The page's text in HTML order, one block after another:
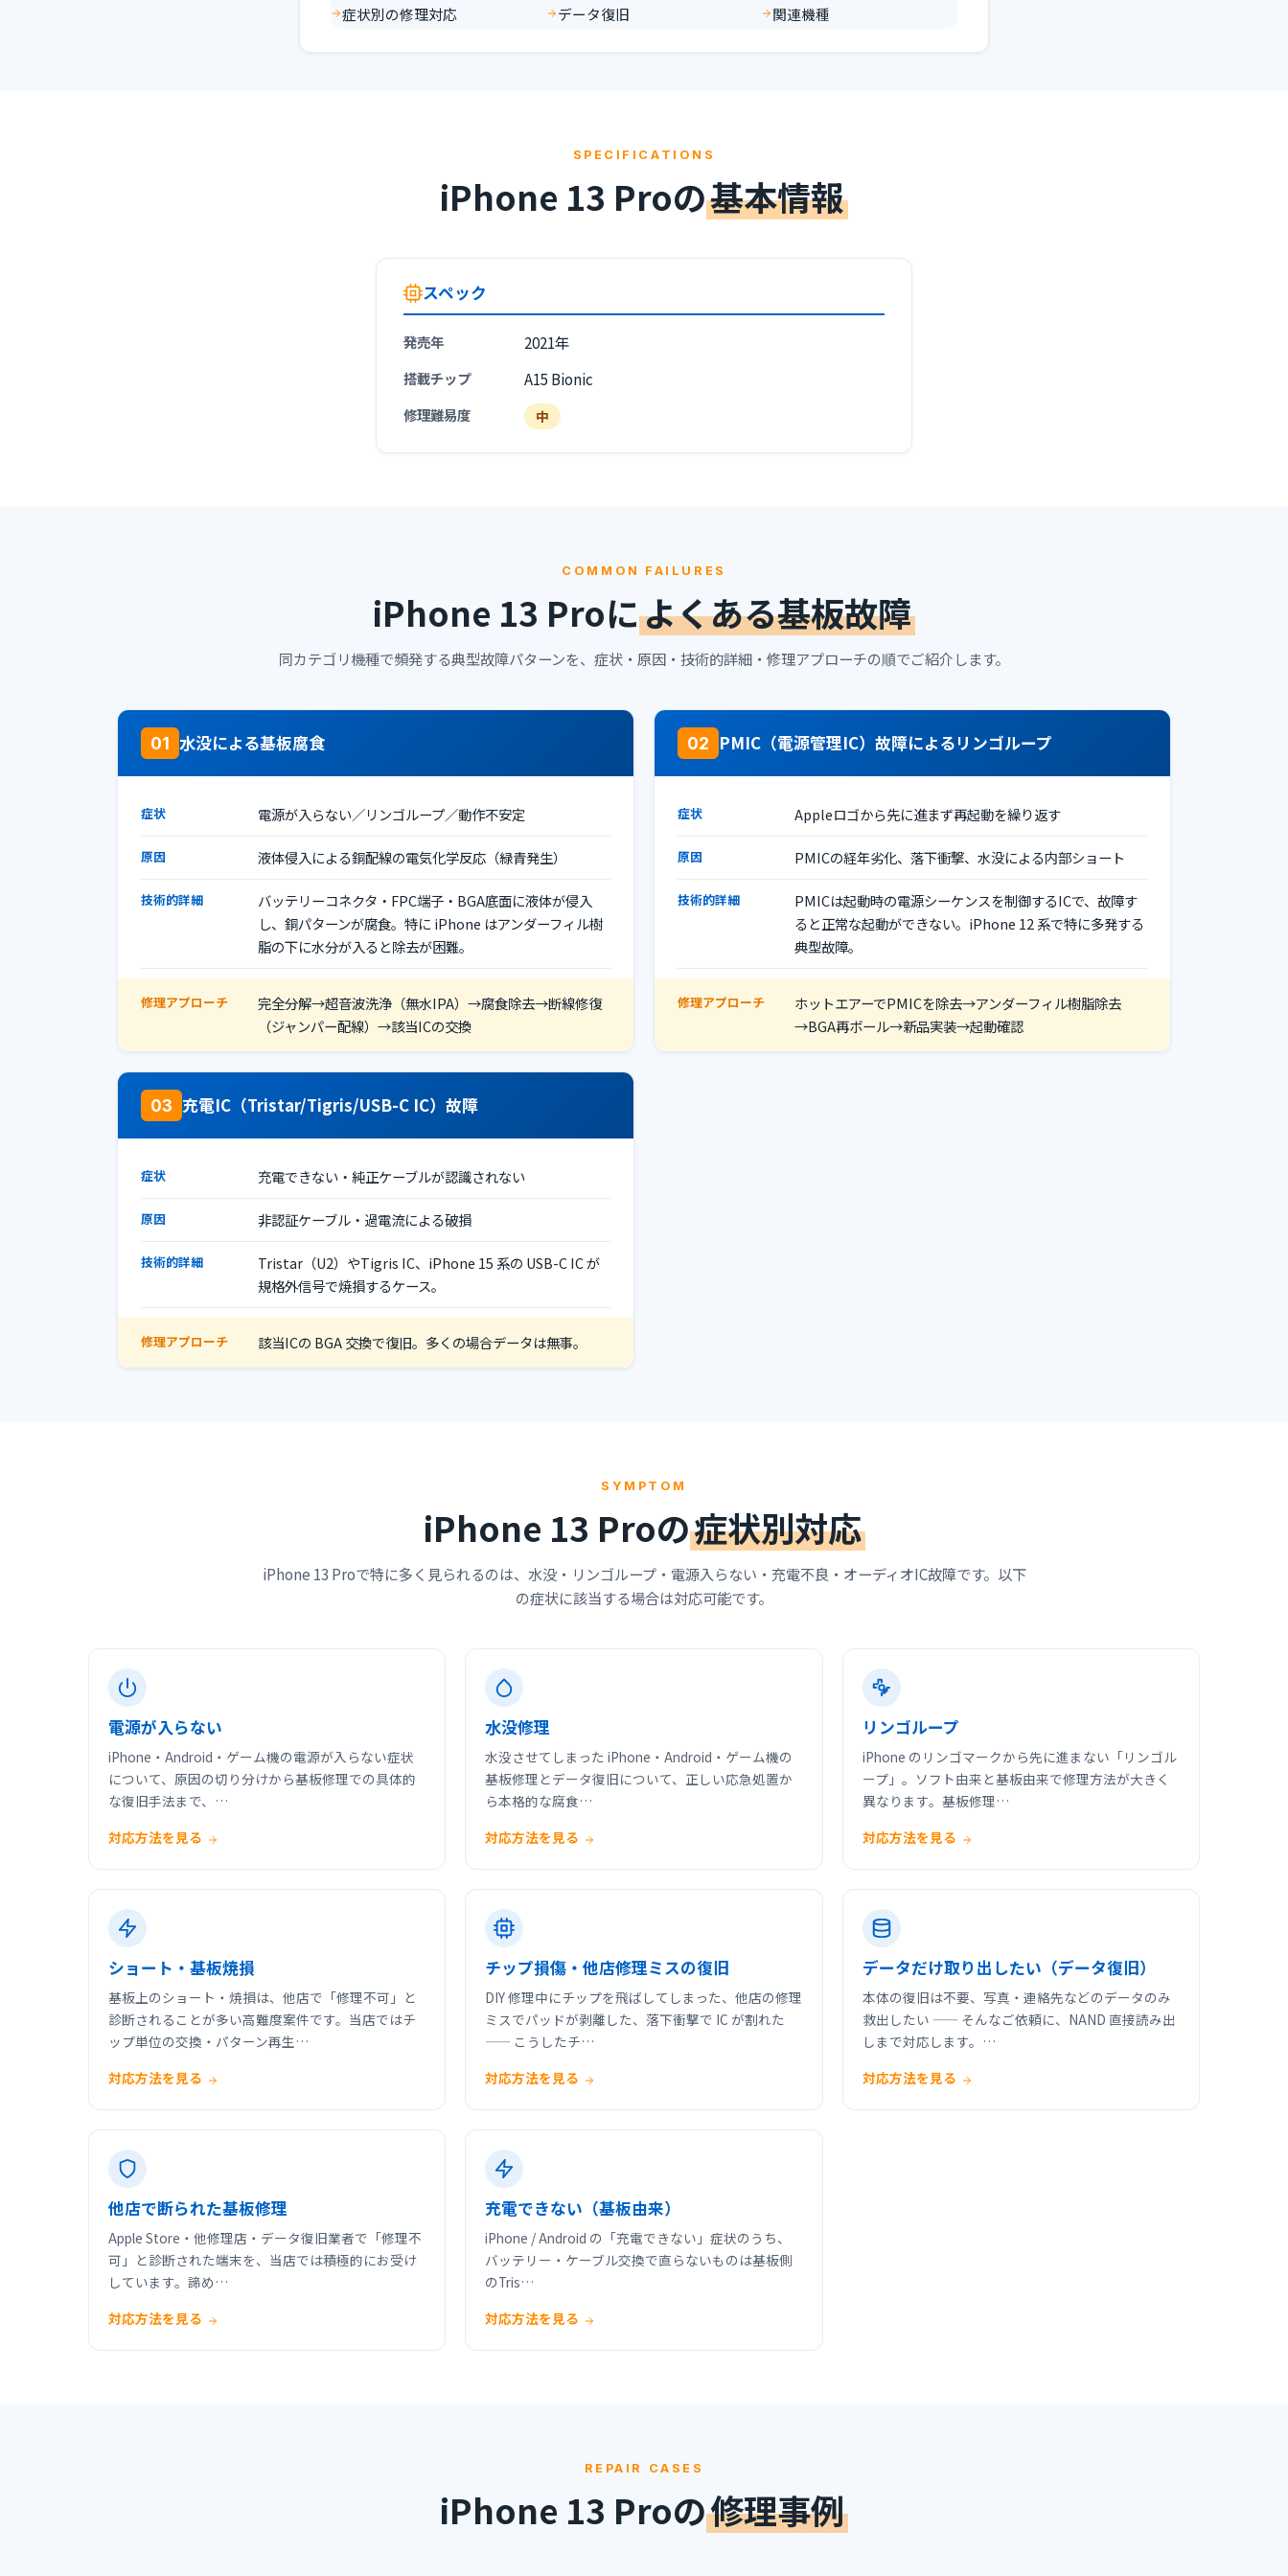
症状別の修理対応 データ復旧 関連機種
SPECIFICATIONS
iPhone 13 Proの基本情報
スペック
発売年 2021年
搭載チップ A15 Bionic
修理難易度 中
COMMON FAILURES
iPhone 13 Proによくある基板故障
同カテゴリ機種で頻発する典型故障パターンを、症状・原因・技術的詳細・修理アプローチの順でご紹介します。
01 水没による基板腐食
症状 電源が入らない／リンゴループ／動作不安定
原因 液体侵入による銅配線の電気化学反応（緑青発生）
技術的詳細
バッテリーコネクタ・FPC端子・BGA底面に液体が侵入
し、銅パターンが腐食。特に iPhone はアンダーフィル樹
脂の下に水分が入ると除去が困難。
修理アプローチ
完全分解→超音波洗浄（無水IPA）→腐食除去→断線修復
（ジャンパー配線）→該当ICの交換
02 PMIC（電源管理IC）故障によるリンゴループ
症状 Appleロゴから先に進まず再起動を繰り返す
原因 PMICの経年劣化、落下衝撃、水没による内部ショート
技術的詳細
PMICは起動時の電源シーケンスを制御するICで、故障す
ると正常な起動ができない。iPhone 12 系で特に多発する
典型故障。
修理アプローチ
ホットエアーでPMICを除去→アンダーフィル樹脂除去
→BGA再ボール→新品実装→起動確認
03 充電IC（Tristar/Tigris/USB-C IC）故障
症状 充電できない・純正ケーブルが認識されない
原因 非認証ケーブル・過電流による破損
技術的詳細
Tristar（U2）やTigris IC、iPhone 15 系の USB-C IC が
規格外信号で焼損するケース。
修理アプローチ 該当ICの BGA 交換で復旧。多くの場合データは無事。
SYMPTOM
iPhone 13 Proの症状別対応
iPhone 13 Proで特に多く見られるのは、水没・リンゴループ・電源入らない・充電不良・オーディオIC故障です。以下
の症状に該当する場合は対応可能です。
電源が入らない
iPhone・Android・ゲーム機の電源が入らない症状
について、原因の切り分けから基板修理での具体的
な復旧手法まで、…
対応方法を見る
水没修理
水没させてしまった iPhone・Android・ゲーム機の
基板修理とデータ復旧について、正しい応急処置か
ら本格的な腐食…
対応方法を見る
リンゴループ
iPhone のリンゴマークから先に進まない「リンゴル
ープ」。ソフト由来と基板由来で修理方法が大きく
異なります。基板修理…
対応方法を見る
ショート・基板焼損
基板上のショート・焼損は、他店で「修理不可」と
診断されることが多い高難度案件です。当店ではチ
ップ単位の交換・パターン再生…
対応方法を見る
チップ損傷・他店修理ミスの復旧
DIY 修理中にチップを飛ばしてしまった、他店の修理
ミスでパッドが剥離した、落下衝撃で IC が割れた
—— こうしたチ…
対応方法を見る
データだけ取り出したい（データ復旧）
本体の復旧は不要、写真・連絡先などのデータのみ
救出したい —— そんなご依頼に、NAND 直接読み出
しまで対応します。…
対応方法を見る
他店で断られた基板修理
Apple Store・他修理店・データ復旧業者で「修理不
可」と診断された端末を、当店では積極的にお受け
しています。諦め…
対応方法を見る
充電できない（基板由来）
iPhone / Android の「充電できない」症状のうち、
バッテリー・ケーブル交換で直らないものは基板側
のTris…
対応方法を見る
REPAIR CASES
iPhone 13 Proの修理事例